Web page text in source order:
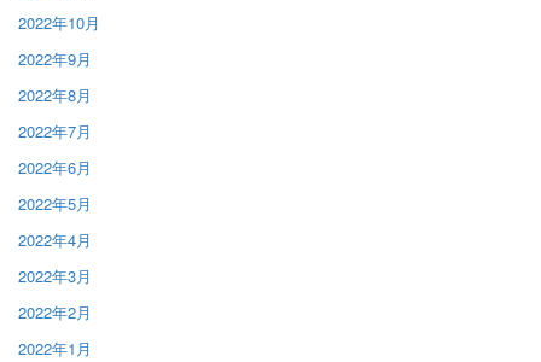
2022年10月
2022年9月
2022年8月
2022年7月
2022年6月
2022年5月
2022年4月
2022年3月
2022年2月
2022年1月